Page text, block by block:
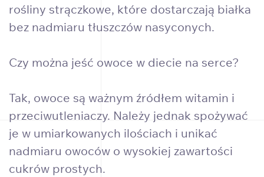
rośliny strączkowe, które dostarczają białka
bez nadmiaru tłuszczów nasyconych.
Czy można jeść owoce w diecie na serce?
Tak, owoce są ważnym źródłem witamin i
przeciwutleniaczy. Należy jednak spożywać
je w umiarkowanych ilościach i unikać
nadmiaru owoców o wysokiej zawartości
cukrów prostych.